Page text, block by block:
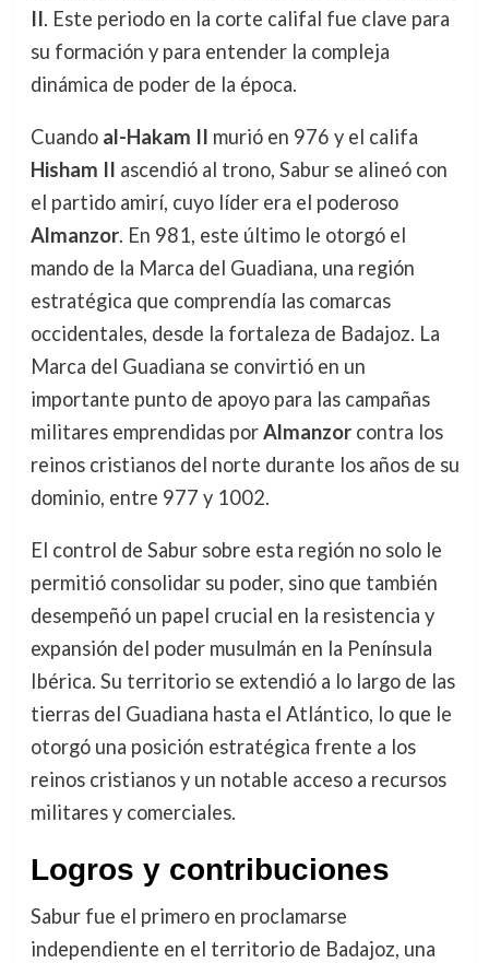
II. Este periodo en la corte califal fue clave para
su formación y para entender la compleja
dinámica de poder de la época.
Cuando al-Hakam II murió en 976 y el califa
Hisham II ascendió al trono, Sabur se alineó con
el partido amirí, cuyo líder era el poderoso
Almanzor. En 981, este último le otorgó el
mando de la Marca del Guadiana, una región
estratégica que comprendía las comarcas
occidentales, desde la fortaleza de Badajoz. La
Marca del Guadiana se convirtió en un
importante punto de apoyo para las campañas
militares emprendidas porAlmanzorcontra los
reinos cristianos del norte durante los años de su
dominio, entre 977 y 1002.
El control de Sabur sobre esta región no solo le
permitió consolidar su poder, sino que también
desempeñó un papel crucial en la resistencia y
expansión del poder musulmán en la Península
Ibérica. Su territorio se extendió a lo largo de las
tierras del Guadiana hasta el Atlántico, lo que le
otorgó una posición estratégica frente a los
reinos cristianos y un notable acceso a recursos
militares y comerciales.
Logros y contribuciones
Sabur fue el primero en proclamarse
independiente en el territorio de Badajoz, una